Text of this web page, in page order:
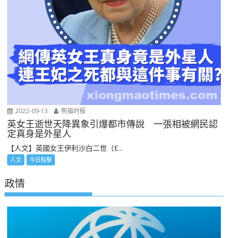
2022-09-13 熊猫时报
英女王逝世天降異象引爆都市傳說 一張相被網民認
定真身是外星人
【人文】英國女王伊利沙白二世（E...
人文 今日點擊
政情